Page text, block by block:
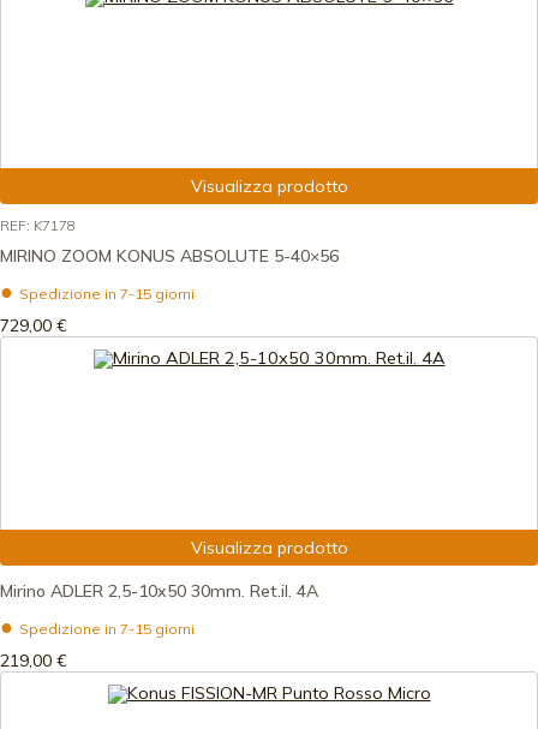
Visualizza prodotto
REF: K7178
MIRINO ZOOM KONUS ABSOLUTE 5-40×56
Spedizione in 7-15 giorni
729,00 €
Visualizza prodotto
Mirino ADLER 2,5-10x50 30mm. Ret.il. 4A
Spedizione in 7-15 giorni
219,00 €